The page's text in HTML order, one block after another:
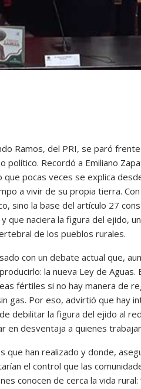
Ramos, del PRI, se paró
político. Recordó a Emiliano
que pocas veces se explica
a vivir de su propia tierra.
sino la base del artículo 27
que naciera la figura del ejido,
de los pueblos rurales.
con un debate actual que,
la nueva Ley de
fértiles si no hay manera de
gas. Por eso, advirtió que
debilitar la figura del ejido al
en desventaja a quienes
que han realizado y donde,
el control que las
conocen de cerca la vida